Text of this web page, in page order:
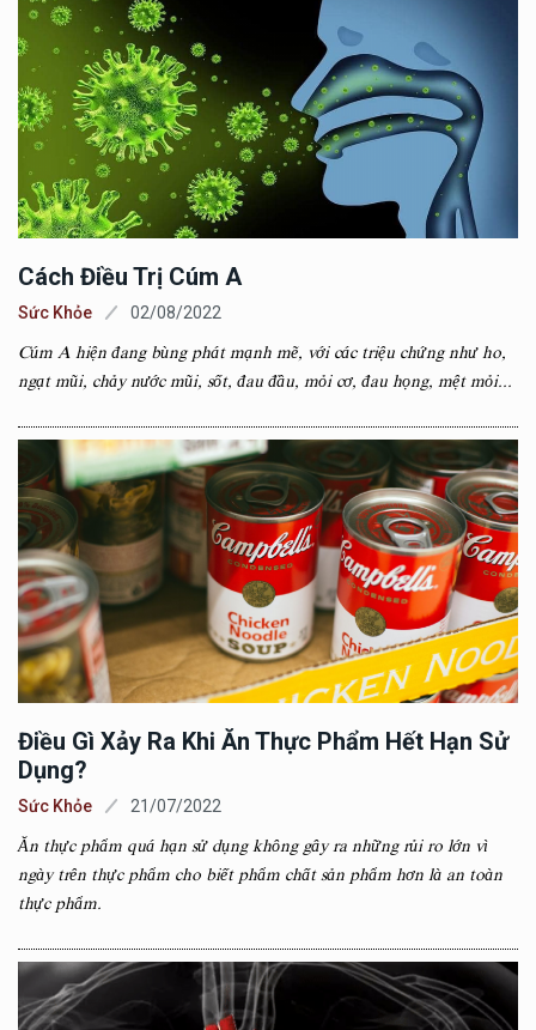
Cách Điều Trị Cúm A
Sức Khỏe 02/08/2022
Cúm A hiện đang bùng phát mạnh mẽ, với các triệu chứng như ho,
ngạt mũi, chảy nước mũi, sốt, đau đầu, mỏi cơ, đau họng, mệt mỏi...
Điều Gì Xảy Ra Khi Ăn Thực Phẩm Hết Hạn Sử
Dụng?
Sức Khỏe 21/07/2022
Ăn thực phẩm quá hạn sử dụng không gây ra những rủi ro lớn vì
ngày trên thực phẩm cho biết phẩm chất sản phẩm hơn là an toàn
thực phẩm.